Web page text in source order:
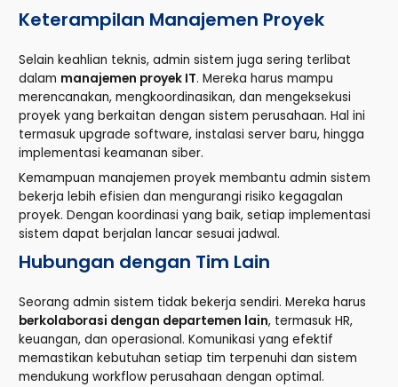
Keterampilan Manajemen Proyek
Selain keahlian teknis, admin sistem juga sering terlibat
dalam manajemen proyek IT. Mereka harus mampu
merencanakan, mengkoordinasikan, dan mengeksekusi
proyek yang berkaitan dengan sistem perusahaan. Hal ini
termasuk upgrade software, instalasi server baru, hingga
implementasi keamanan siber.
Kemampuan manajemen proyek membantu admin sistem
bekerja lebih efisien dan mengurangi risiko kegagalan
proyek. Dengan koordinasi yang baik, setiap implementasi
sistem dapat berjalan lancar sesuai jadwal.
Hubungan dengan Tim Lain
Seorang admin sistem tidak bekerja sendiri. Mereka harus
berkolaborasi dengan departemen lain, termasuk HR,
keuangan, dan operasional. Komunikasi yang efektif
memastikan kebutuhan setiap tim terpenuhi dan sistem
mendukung workflow perusahaan dengan optimal.